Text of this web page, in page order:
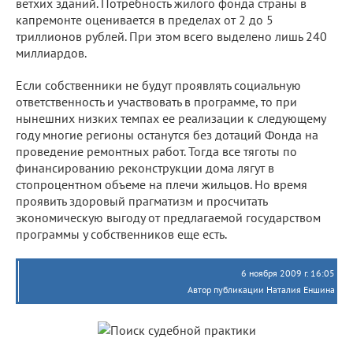
капремонте оценивается в пределах от 2 до 5
триллионов рублей. При этом всего выделено лишь 240
миллиардов.
Если собственники не будут проявлять социальную
ответственность и участвовать в программе, то при
нынешних низких темпах ее реализации к следующему
году многие регионы останутся без дотаций Фонда на
проведение ремонтных работ. Тогда все тяготы по
финансированию реконструкции дома лягут в
стопроцентном объеме на плечи жильцов. Но время
проявить здоровый прагматизм и просчитать
экономическую выгоду от предлагаемой государством
программы у собственников еще есть.
6 ноября 2009 г. 16:05
Автор публикации Наталия Еншина